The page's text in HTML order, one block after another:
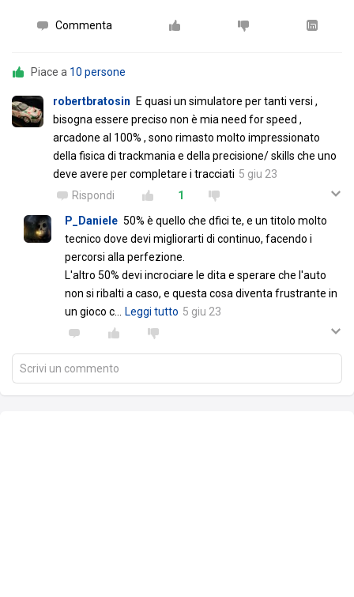
Commenta
Piace a 10 persone
robertbratosin
E quasi un simulatore per tanti versi ,
bisogna essere preciso non è mia need for speed ,
arcadone al 100% , sono rimasto molto impressionato
della fisica di trackmania e della precisione/ skills che uno
deve avere per completare i tracciati 5 giu 23
Rispondi
1
P_Daniele 50% è quello che dfici te, e un titolo molto
tecnico dove devi migliorarti di continuo, facendo i
percorsi alla perfezione.
L'altro 50% devi incrociare le dita e sperare che l'auto
non si ribalti a caso, e questa cosa diventa frustrante in
un gioco c
Leggi tutto 5 giu 23
Scrivi un commento